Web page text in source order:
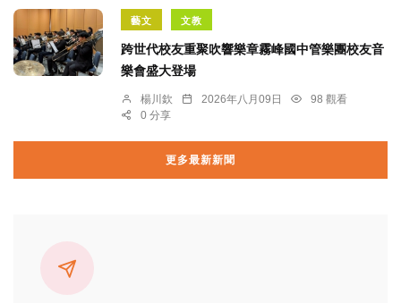
藝文 文教
跨世代校友重聚吹響樂章霧峰國中管樂團校友音
樂會盛大登場
楊川欽 2026年八月09日
98 觀看
0 分享
更多最新新聞